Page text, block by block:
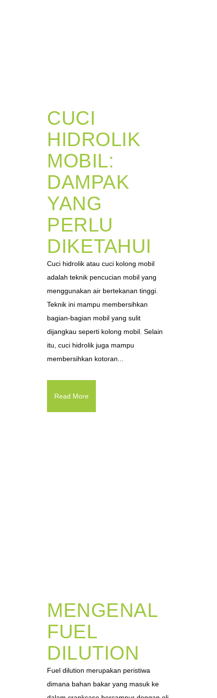
CUCI
HIDROLIK
MOBIL:
DAMPAK
YANG
PERLU
DIKETAHUI
Cuci hidrolik atau cuci kolong mobil
adalah teknik pencucian mobil yang
menggunakan air bertekanan tinggi.
Teknik ini mampu membersihkan
bagian-bagian mobil yang sulit
dijangkau seperti kolong mobil. Selain
itu, cuci hidrolik juga mampu
membersihkan kotoran...
Read More
MENGENAL
FUEL
DILUTION
Fuel dilution merupakan peristiwa
dimana bahan bakar yang masuk ke